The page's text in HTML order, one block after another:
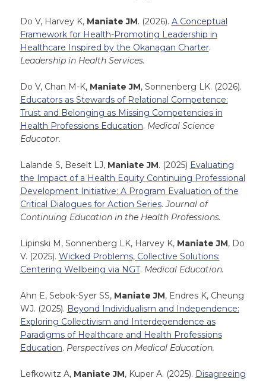
Do V, Harvey K, Maniate JM. (2026). A Conceptual
Framework for Health-Promoting Leadership in
Healthcare Inspired by the Okanagan Charter.
Leadership in Health Services.
Do V, Chan M-K, Maniate JM, Sonnenberg LK. (2026).
Educators as Stewards of Relational Competence:
Trust and Belonging as Missing Competencies in
Health Professions Education. Medical Science
Educator.
Lalande S, Beselt LJ, Maniate JM. (2025) Evaluating
the Impact of a Health Equity Continuing Professional
Development Initiative: A Program Evaluation of the
Critical Dialogues for Action Series.Journal of
Continuing Education in the Health Professions.
Lipinski M, Sonnenberg LK, Harvey K, Maniate JM, Do
V. (2025). Wicked Problems, Collective Solutions:
Centering Wellbeing via NGT. Medical Education.
Ahn E, Sebok-Syer SS, Maniate JM, Endres K, Cheung
WJ. (2025). Beyond Individualism and Independence:
Exploring Collectivism and Interdependence as
Paradigms of Healthcare and Health Professions
Education. Perspectives on Medical Education.
Lefkowitz A, Maniate JM, Kuper A. (2025). Disagreeing